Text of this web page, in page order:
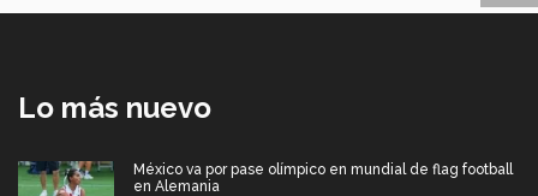
Lo más nuevo
México va por pase olímpico en mundial de flag football
en Alemania